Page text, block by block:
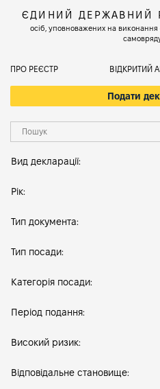
ЄДИНИЙ ДЕРЖАВНИЙ
осіб, уповноважених на
ПРО РЕЄСТР ВІДКРИТИЙ
Подати
Вид декларації:
Рік:
Тип документа:
Тип посади:
Категорія посади:
Період подання:
Високий ризик:
Відповідальне становище: